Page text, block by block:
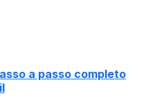
a passo completo